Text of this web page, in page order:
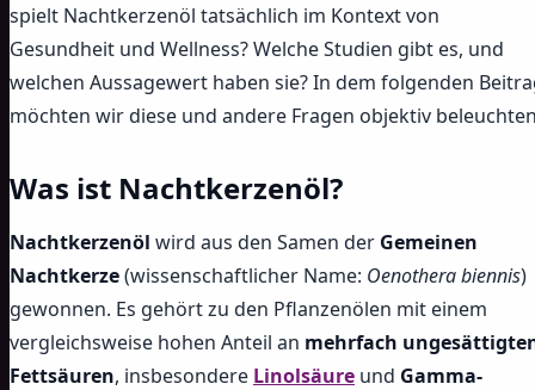
spielt Nachtkerzenöl tatsächlich im Kontext von
Gesundheit und Wellness? Welche Studien gibt es, und
welchen Aussagewert haben sie? In dem folgenden
möchten wir diese und andere Fragen objektiv
Was ist Nachtkerzenöl?
Nachtkerzenöl wird aus den Samen der Gemeinen
Nachtkerze(wissenschaftlicher Name: Oenothera biennis)
gewonnen. Es gehört zu den Pflanzenölen mit einem
vergleichsweise hohen Anteil an mehrfach
Fettsäuren, insbesondere Linolsäure und Gamma-